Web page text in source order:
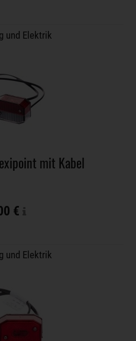
und Elektrik
mit Kabel
€
und Elektrik